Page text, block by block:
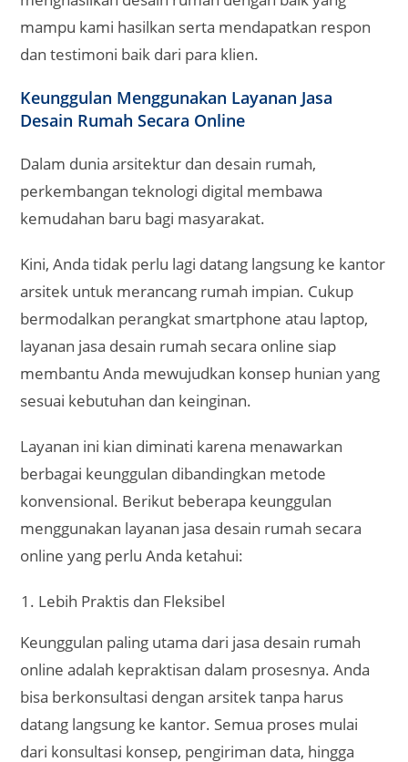
arsitek untuk merancang rumah impian. Cukup
bermodalkan perangkat smartphone atau laptop,
layanan jasa desain rumah secara online siap
membantu Anda mewujudkan konsep hunian yang
sesuai kebutuhan dan keinginan.
Layanan ini kian diminati karena menawarkan
berbagai keunggulan dibandingkan metode
konvensional. Berikut beberapa keunggulan
menggunakan layanan jasa desain rumah secara
online yang perlu Anda ketahui:
Lebih Praktis dan Fleksibel
Keunggulan paling utama dari jasa desain rumah
online adalah kepraktisan dalam prosesnya. Anda
datang langsung ke kantor. Semua proses mulai
dari konsultasi konsep, pengiriman data, hingga
revisi desain bisa dilakukan melalui media online
seperti WhatsApp, email, atau video call.
bisa mengatur jadwal konsultasi sesuai waktu luang
tanpa terikat jam kerja kantor arsitek. Bahkan dari
luar kota sekalipun, proses perencanaan tetap bisa
berjalan lancar.
Jasa terkait:Jasa Desain Rumah Purwodadi